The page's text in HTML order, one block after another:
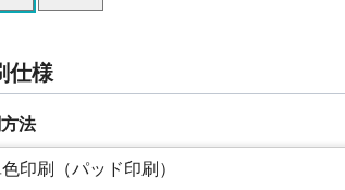
仕様
法
印刷（パッド印刷）